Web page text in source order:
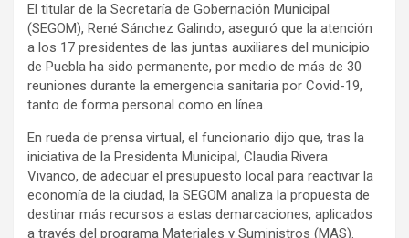
El titular de la Secretaría de Gobernación Municipal
(SEGOM), René Sánchez Galindo, aseguró que la atención
a los 17 presidentes de las juntas auxiliares del municipio
de Puebla ha sido permanente, por medio de más de 30
reuniones durante la emergencia sanitaria por Covid-19,
tanto de forma personal como en línea.
En rueda de prensa virtual, el funcionario dijo que, tras la
iniciativa de la Presidenta Municipal, Claudia Rivera
Vivanco, de adecuar el presupuesto local para reactivar la
economía de la ciudad, la SEGOM analiza la propuesta de
destinar más recursos a estas demarcaciones, aplicados
a través del programa Materiales y Suministros (MAS).